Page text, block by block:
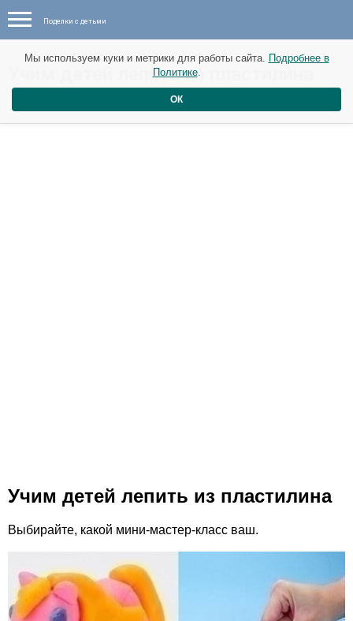
Поделки с детьми
Учим детей лепить из пластилина
Учим детей лепить из пластилина
Выбирайте, какой мини-мастер-класс ваш.
Мы используем куки и метрики для работы сайта. Подробнее в
Политике.
ОК